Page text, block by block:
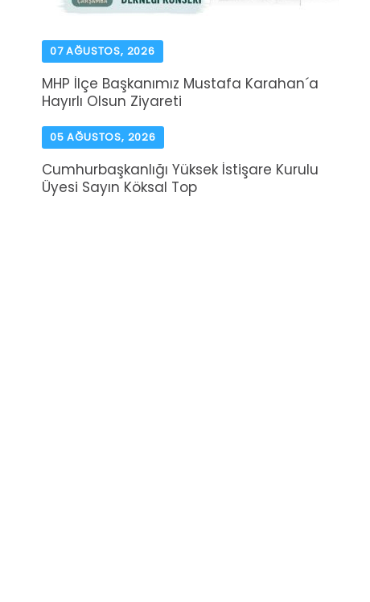
07 AĞUSTOS, 2026
MHP İlçe Başkanımız Mustafa Karahan´a
Hayırlı Olsun Ziyareti
05 AĞUSTOS, 2026
Cumhurbaşkanlığı Yüksek İstişare Kurulu
Üyesi Sayın Köksal Top